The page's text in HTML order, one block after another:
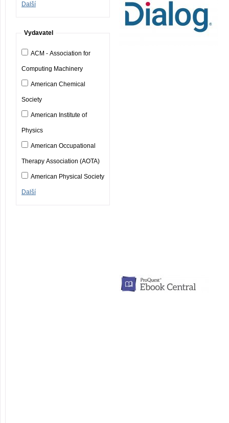
Další
Vydavatel
ACM - Association for
Computing Machinery
American Chemical
Society
American Institute of
Physics
American Occupational
Therapy Association (AOTA)
American Physical Society
Další